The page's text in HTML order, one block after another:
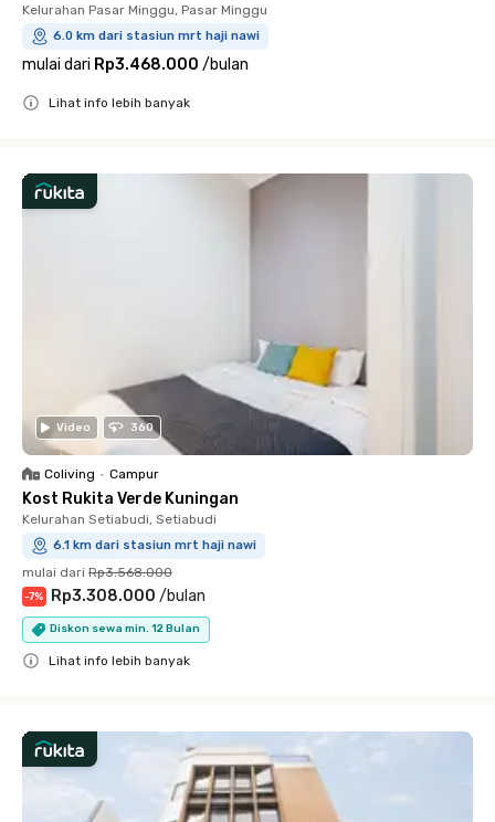
Kelurahan Pasar Minggu, Pasar Minggu
6.0 km dari stasiun mrt haji nawi
mulai dari Rp3.468.000 /bulan
Lihat info lebih banyak
Video 360
Coliving • Campur
Kost Rukita Verde Kuningan
Kelurahan Setiabudi, Setiabudi
6.1 km dari stasiun mrt haji nawi
mulai dari Rp3.568.000
-7% Rp3.308.000 /bulan
Diskon sewa min. 12 Bulan
Lihat info lebih banyak